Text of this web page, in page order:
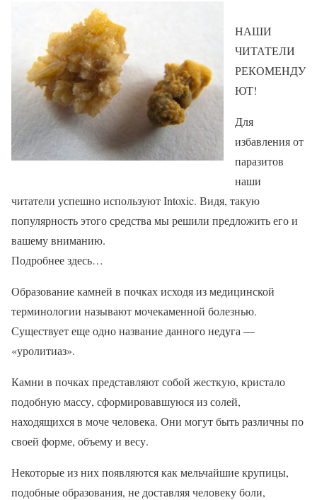
НАШИ
ЧИТАТЕЛИ
РЕКОМЕНДУ
ЮТ!
Для
избавления от
паразитов
наши
читатели успешно используют Intoxic. Видя, такую
популярность этого средства мы решили предложить его и
вашему вниманию.
Подробнее здесь…
Образование камней в почках исходя из медицинской
терминологии называют мочекаменной болезнью.
Существует еще одно название данного недуга —
«уролитиаз».
Камни в почках представляют собой жесткую, кристало
подобную массу, сформировавшуюся из солей,
находящихся в моче человека. Они могут быть различны по
своей форме, объему и весу.
Некоторые из них появляются как мельчайшие крупицы,
подобные образования, не доставляя человеку боли,